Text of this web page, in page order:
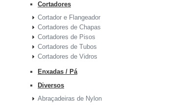
Cortadores
Cortador e Flangeador
Cortadores de Chapas
Cortadores de Pisos
Cortadores de Tubos
Cortadores de Vidros
Enxadas / Pá
Diversos
Abraçadeiras de Nylon